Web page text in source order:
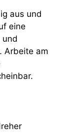
aus und
eine
und
Arbeite am